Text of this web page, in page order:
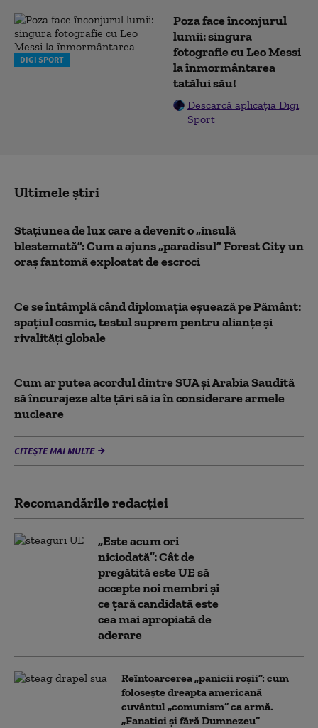
DIGI SPORT
Poza face înconjurul
lumii: singura
fotografie cu Leo Messi
la înmormântarea
tatălui său!
Descarcă aplicația Digi
Sport
Ultimele știri
Stațiunea de lux care a devenit o „insulă
blestemată”: Cum a ajuns „paradisul” Forest City un
oraș fantomă exploatat de escroci
Ce se întâmplă când diplomația eșuează pe Pământ:
spațiul cosmic, testul suprem pentru alianțe și
rivalități globale
Cum ar putea acordul dintre SUA și Arabia Saudită
să încurajeze alte țări să ia în considerare armele
nucleare
CITEȘTE MAI MULTE
Recomandările redacţiei
„Este acum ori
niciodată”: Cât de
pregătită este UE să
accepte noi membri și
ce țară candidată este
cea mai apropiată de
aderare
Reîntoarcerea „panicii roșii”: cum
folosește dreapta americană
cuvântul „comunism” ca armă.
„Fanatici și fără Dumnezeu”